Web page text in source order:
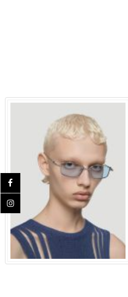
MONSTER
HÃNG -
Liên hệ